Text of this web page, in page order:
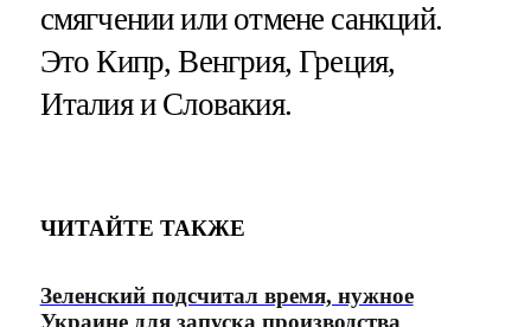
смягчении или отмене санкций.
Это Кипр, Венгрия, Греция,
Италия и Словакия.
ЧИТАЙТЕ ТАКЖЕ
Зеленский подсчитал время, нужное